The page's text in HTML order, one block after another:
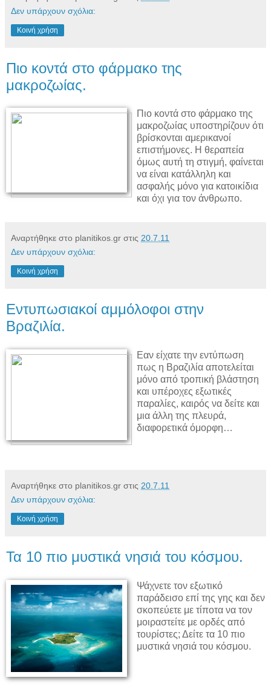
Δεν υπάρχουν σχόλια:
Κοινή χρήση
Πιο κοντά στο φάρμακο της
μακροζωίας.
Πιο κοντά στο φάρμακο της
μακροζωίας υποστηρίζουν ότι
βρίσκονται αμερικανοί
επιστήμονες. Η θεραπεία
όμως αυτή τη στιγμή, φαίνεται
να είναι κατάλληλη και
ασφαλής μόνο για κατοικίδια
και όχι για τον άνθρωπο.
Αναρτήθηκε στο planitikos.gr στις 20.7.11
Δεν υπάρχουν σχόλια:
Κοινή χρήση
Εντυπωσιακοί αμμόλοφοι στην
Βραζιλία.
Εαν είχατε την εντύπωση
πως η Βραζιλία αποτελείται
μόνο από τροπική βλάστηση
και υπέροχες εξωτικές
παραλίες, καιρός να δείτε και
μια άλλη της πλευρά,
διαφορετικά όμορφη…
Αναρτήθηκε στο planitikos.gr στις 20.7.11
Δεν υπάρχουν σχόλια:
Κοινή χρήση
Τα 10 πιο μυστικά νησιά του κόσμου.
Ψάχνετε τον εξωτικό
παράδεισο επί της γης και δεν
σκοπεύετε με τίποτα να τον
μοιραστείτε με ορδές από
τουρίστες; Δείτε τα 10 πιο
μυστικά νησιά του κόσμου.